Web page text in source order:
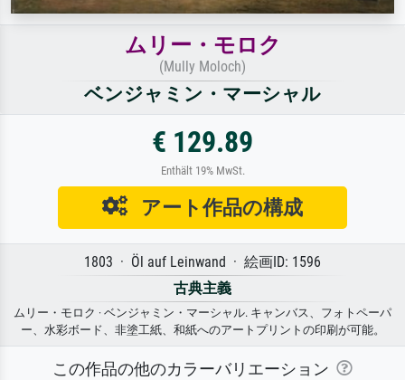
ムリー・モロク
(Mully Moloch)
ベンジャミン・マーシャル
€ 129.89
Enthält 19% MwSt.
アート作品の構成
1803 · Öl auf Leinwand · 絵画ID: 1596
古典主義
ムリー・モロク · ベンジャミン・マーシャル. キャンバス、フォトペーパ
ー、水彩ボード、非塗工紙、和紙へのアートプリントの印刷が可能。
この作品の他のカラーバリエーション